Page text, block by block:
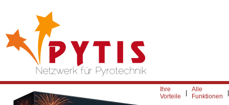
Ihre
Vorteile
Alle
Funktionen